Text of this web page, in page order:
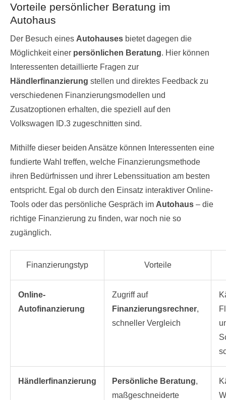
Vorteile persönlicher Beratung im
Autohaus
Der Besuch eines Autohauses bietet dagegen die
Möglichkeit einer persönlichen Beratung. Hier können
Interessenten detaillierte Fragen zur
Händlerfinanzierung stellen und direktes Feedback zu
verschiedenen Finanzierungsmodellen und
Zusatzoptionen erhalten, die speziell auf den
Volkswagen ID.3 zugeschnitten sind.
Mithilfe dieser beiden Ansätze können Interessenten eine
fundierte Wahl treffen, welche Finanzierungsmethode
ihren Bedürfnissen und ihrer Lebenssituation am besten
entspricht. Egal ob durch den Einsatz interaktiver Online-
Tools oder das persönliche Gespräch im Autohaus – die
richtige Finanzierung zu finden, war noch nie so
zugänglich.
Finanzierungstyp Vorteile
Online-
Autofinanzierung
Zugriff auf
Finanzierungsrechner,
schneller Vergleich
Händlerfinanzierung Persönliche Beratung,
maßgeschneiderte